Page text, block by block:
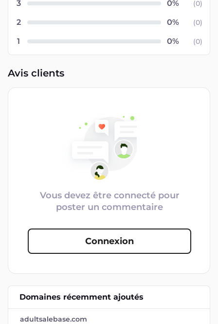
3 (0)
2 (0)
1 (0)
Avis clients
Vous devez être connecté pour
poster un commentaire
Connexion
Domaines récemment ajoutés
adultsalebase.com